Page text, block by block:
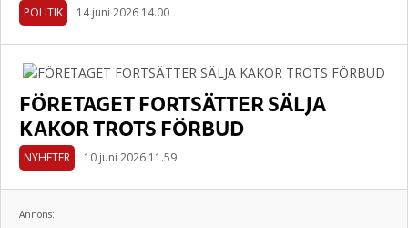
POLITIK 14 juni 2026 14.00
FÖRETAGET FORTSÄTTER SÄLJA
KAKOR TROTS FÖRBUD
NYHETER 10 juni 2026 11.59
Annons: